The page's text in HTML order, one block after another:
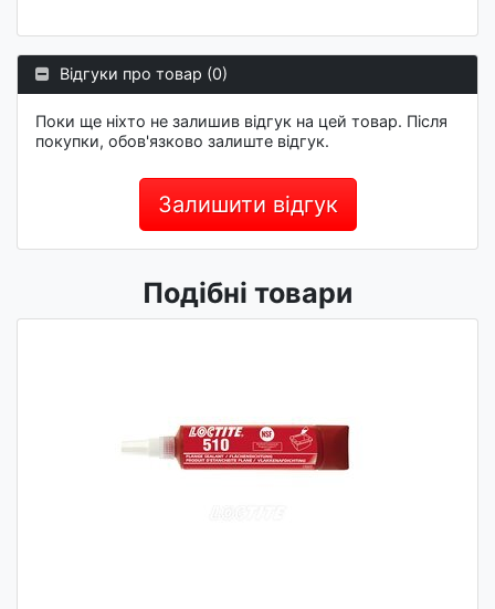
Відгуки про товар (0)
Поки ще ніхто не залишив відгук на цей товар. Після
покупки, обов'язково залиште відгук.
Залишити відгук
Подібні товари